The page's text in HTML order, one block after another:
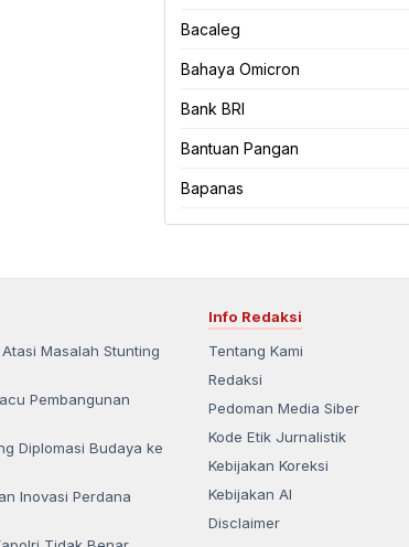
Bacaleg
Bahaya Omicron
Bank BRI
Bantuan Pangan
Bapanas
Masalah Stunting
Pembangunan
Diplomasi Budaya ke
Inovasi Perdana
Info Redaksi
Tentang Kami
Redaksi
Pedoman Media Siber
Kode Etik Jurnalistik
Kebijakan Koreksi
Kebijakan AI
Disclaimer